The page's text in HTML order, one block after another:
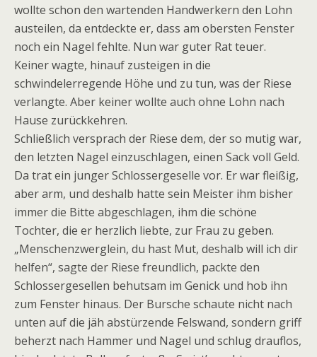
wollte schon den wartenden Handwerkern den Lohn
austeilen, da entdeckte er, dass am obersten Fenster
noch ein Nagel fehlte. Nun war guter Rat teuer.
Keiner wagte, hinauf zusteigen in die
schwindelerregende Höhe und zu tun, was der Riese
verlangte. Aber keiner wollte auch ohne Lohn nach
Hause zurückkehren.
Schließlich versprach der Riese dem, der so mutig war,
den letzten Nagel einzuschlagen, einen Sack voll Geld.
Da trat ein junger Schlossergeselle vor. Er war fleißig,
aber arm, und deshalb hatte sein Meister ihm bisher
immer die Bitte abgeschlagen, ihm die schöne
Tochter, die er herzlich liebte, zur Frau zu geben.
„Menschenzwerglein, du hast Mut, deshalb will ich dir
helfen“, sagte der Riese freundlich, packte den
Schlossergesellen behutsam im Genick und hob ihn
zum Fenster hinaus. Der Bursche schaute nicht nach
unten auf die jäh abstürzende Felswand, sondern griff
beherzt nach Hammer und Nagel und schlug drauflos,